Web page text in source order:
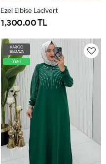
42 44 46 48 50 52
Ezel Elbise Lacivert
1,300.00 TL
KARGO
BEDAVA
YENİ